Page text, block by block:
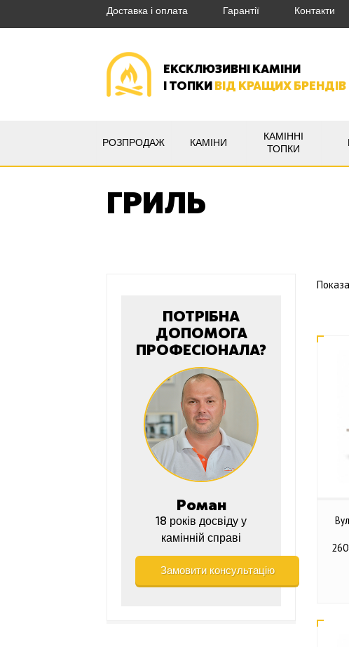
Доставка і оплата Гарантії Контакти
ЕКСКЛЮЗИВНІ КАМІНИ
І ТОПКИВІД КРАЩИХ БРЕНДІВ
РОЗПРОДАЖ КАМІНИ
КАМІННІ
ТОПКИ
ГРИЛЬ
ПОТРІБНА
ДОПОМОГА
ПРОФЕСІОНАЛА?
Роман
18 років досвіду у
камінній справі
Замовити консультацію